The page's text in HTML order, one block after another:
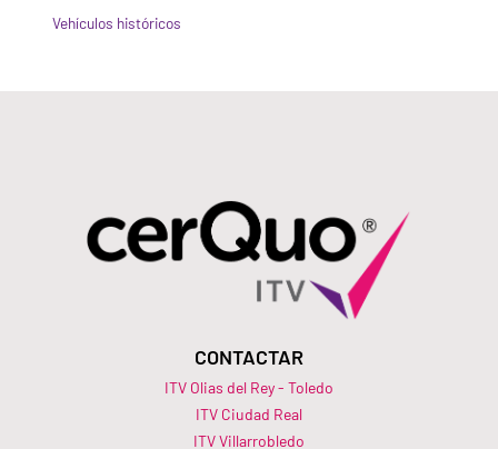
Vehículos históricos
CONTACTAR
ITV Olias del Rey - Toledo
ITV Ciudad Real
ITV Villarrobledo